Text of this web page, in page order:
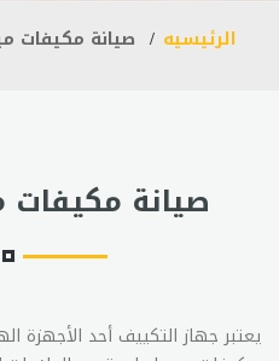
الرئيسيه صيانة مكيفات
صيانة
يعتبر جهاز التكييف أحد الأجهزة